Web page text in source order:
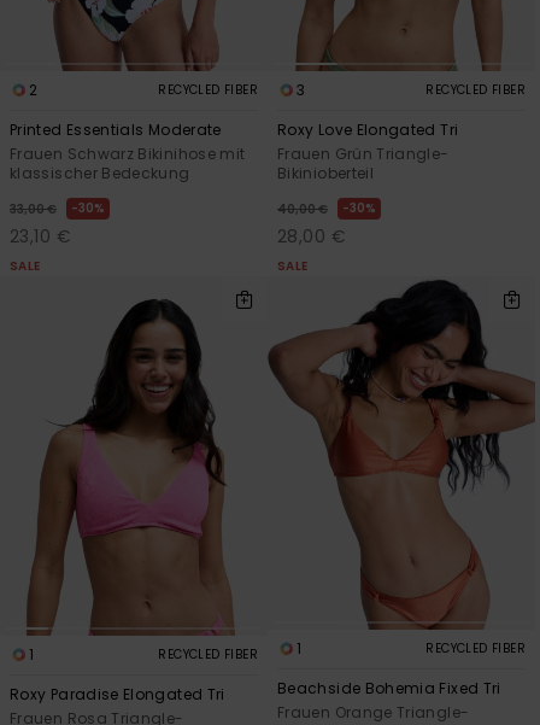
2 RECYCLED FIBER
Printed Essentials Moderate
Frauen Schwarz Bikinihose mit
klassischer Bedeckung
33,00 € 30%
23,10 €
SALE
3 RECYCLED FIBER
Roxy Love Elongated Tri
Frauen Grün Triangle-
Bikinioberteil
40,00 € 30%
28,00 €
SALE
1 RECYCLED FIBER
Roxy Paradise Elongated Tri
Frauen Rosa Triangle-
1 RECYCLED FIBER
Beachside Bohemia Fixed Tri
Frauen Orange Triangle-